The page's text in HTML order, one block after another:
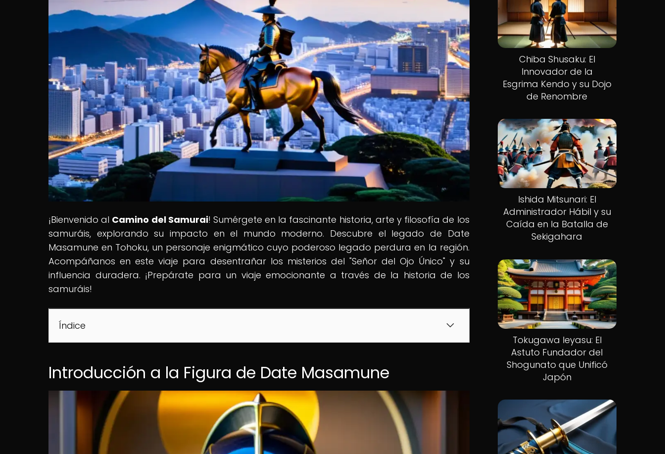
¡Bienvenido al Camino del Samurai! Sumérgete en la fascinante historia, arte y filosofía de los
samuráis, explorando su impacto en el mundo moderno. Descubre el legado de Date
Masamune en Tohoku, un personaje enigmático cuyo poderoso legado perdura en la región.
Acompáñanos en este viaje para desentrañar los misterios del "Señor del Ojo Único" y su
influencia duradera. ¡Prepárate para un viaje emocionante a través de la historia de los
samuráis!
Índice
Introducción a la Figura de Date Masamune
Chiba Shusaku: El
Innovador de la
Esgrima Kendo y su Dojo
de Renombre
Ishida Mitsunari: El
Administrador Hábil y su
Caída en la Batalla de
Sekigahara
Tokugawa Ieyasu: El
Astuto Fundador del
Shogunato que Unificó
Japón